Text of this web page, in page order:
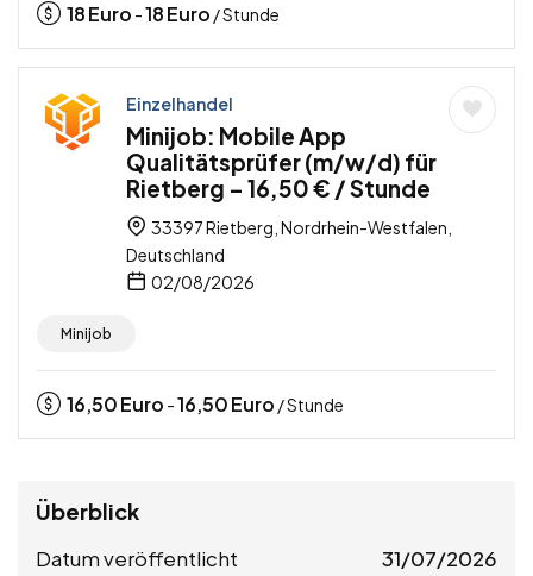
18Euro -18Euro / Stunde
Einzelhandel
Minijob: Mobile App
Qualitätsprüfer (m/w/d) für
Rietberg – 16,50 € / Stunde
33397 Rietberg, Nordrhein-Westfalen,
Deutschland
02/08/2026
Minijob
16,50Euro -16,50Euro / Stunde
Überblick
Datum veröffentlicht 31/07/2026